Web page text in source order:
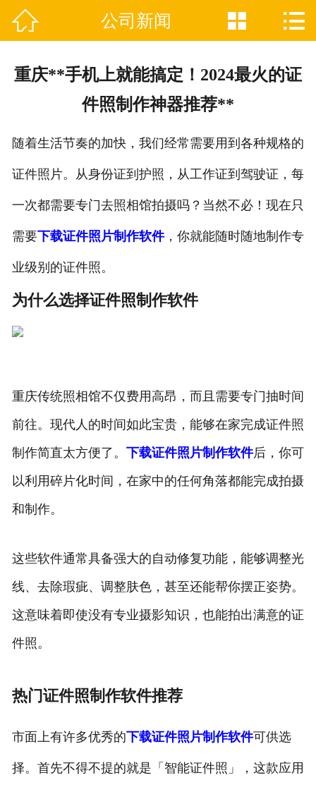
网站首页
 公司新闻  
重庆**手机上就能搞定！2024最火的证
件照制作神器推荐**
随着生活节奏的加快，我们经常需要用到各种规格的
证件照片。从身份证到护照，从工作证到驾驶证，每
一次都需要专门去照相馆拍摄吗？当然不必！现在只
需要下载证件照片制作软件，你就能随时随地制作专
业级别的证件照。
为什么选择证件照制作软件
重庆传统照相馆不仅费用高昂，而且需要专门抽时间
前往。现代人的时间如此宝贵，能够在家完成证件照
制作简直太方便了。 下载证件照片制作软件后，你可
以利用碎片化时间，在家中的任何角落都能完成拍摄
和制作。
这些软件通常具备强大的自动修复功能，能够调整光
线、去除瑕疵、调整肤色，甚至还能帮你摆正姿势。
这意味着即使没有专业摄影知识，也能拍出满意的证
件照。
热门证件照制作软件推荐
市面上有许多优秀的下载证件照片制作软件可供选
择。首先不得不提的就是「智能证件照」，这款应用